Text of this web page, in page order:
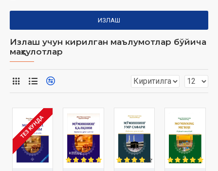
ИЗЛАШ
Излаш учун кирилган маълумотлар бўйича
маҳсулотлар
ТЕЗ КУНДА